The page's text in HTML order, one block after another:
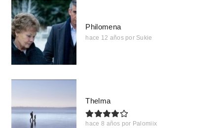
Philomena
hace 12 años por Sukie
Thelma
hace 8 años por Palomiix